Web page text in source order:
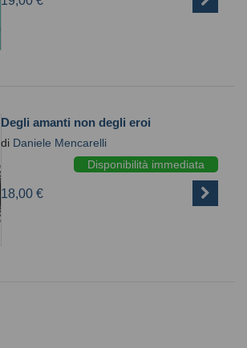
Degli amanti non degli eroi
di Daniele Mencarelli
Disponibilità immediata
18,00 €